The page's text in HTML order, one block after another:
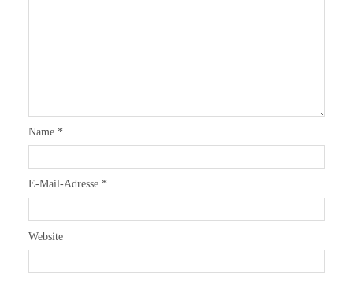
Name *
E-Mail-Adresse *
Website